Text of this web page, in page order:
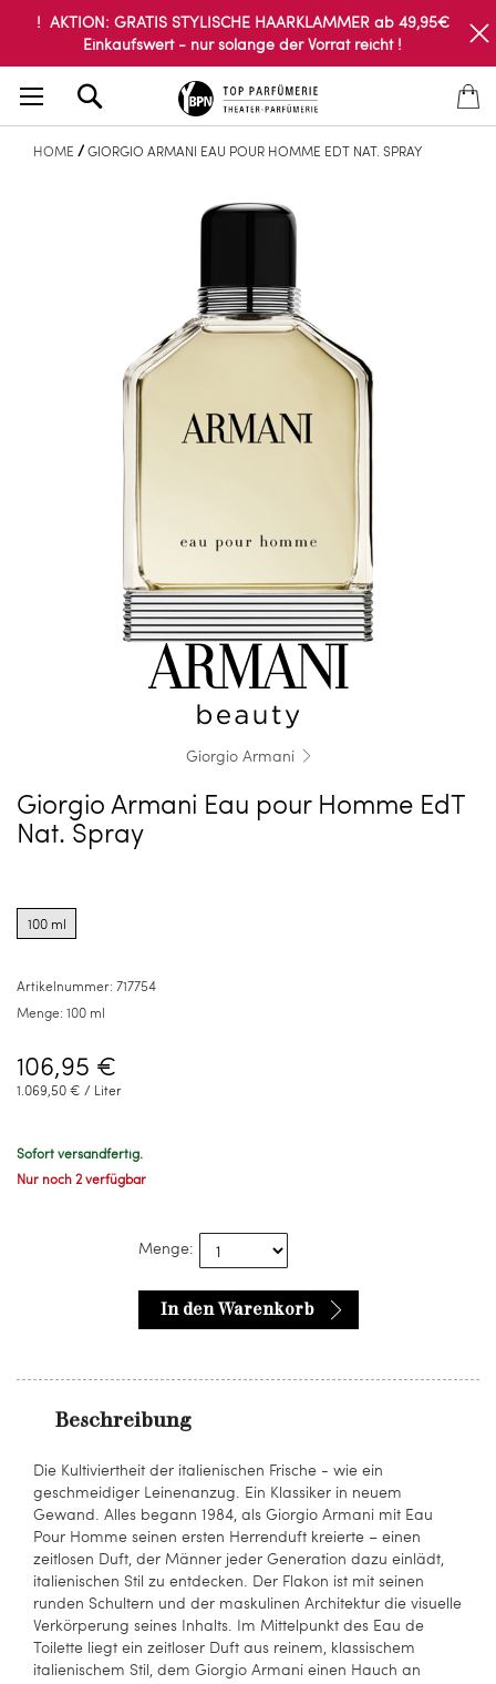
! AKTION: GRATIS STYLISCHE HAARKLAMMER ab 49,95€
Einkaufswert - nur solange der Vorrat reicht !
HOME GIORGIO ARMANI EAU POUR HOMME EDT NAT. SPRAY
Giorgio Armani
Giorgio Armani Eau pour Homme EdT
Nat. Spray
options
for
100 ml
Artikelnummer: 717754
Menge: 100 ml
106,95 €
1.069,50 € / Liter
Sofort versandfertig.
Nur noch 2 verfügbar
Menge:
In den Warenkorb
Beschreibung
Die Kultiviertheit der italienischen Frische - wie ein
geschmeidiger Leinenanzug. Ein Klassiker in neuem
Gewand. Alles begann 1984, als Giorgio Armani mit Eau
Pour Homme seinen ersten Herrenduft kreierte – einen
zeitlosen Duft, der Männer jeder Generation dazu einlädt,
italienischen Stil zu entdecken. Der Flakon ist mit seinen
runden Schultern und der maskulinen Architektur die visuelle
Verkörperung seines Inhalts. Im Mittelpunkt des Eau de
Toilette liegt ein zeitloser Duft aus reinem, klassischem
italienischem Stil, dem Giorgio Armani einen Hauch an